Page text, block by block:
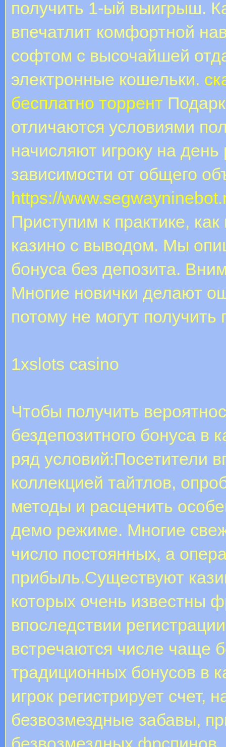
получить 1-ый выигрыш.
впечатлит комфортной
софтом с высочайшей
электронные кошельки.
бесплатно торрент
отличаются условиями
начисляют игроку на
зависимости от общего
https://
Приступим к практике,
казино с выводом. Мы
бонуса без депозита.
Многие новички делают
потому не могут получить
1xslots casino
Чтобы получить
бездепозитного бонуса в
ряд условий:Посетители
коллекцией тайтлов,
методы и расценить
демо режиме. Многие
число постоянных, а
прибыль.Существуют
которых очень известны
впоследствии
встречаются числе чаще
традиционных бонусов в
игрок регистрирует счет,
безвозмездные забавы,